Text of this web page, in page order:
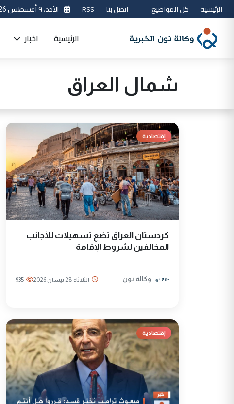
الرئيسية كل المواضيع اتصل بنا RSS الأحد، ٩ أغسطس 2026
الرئيسية اخبار
شمال العراق
إقتصادية
كردستان العراق تضع تسهيلات للأجانب
المخالفين لشروط الإقامة
وكالة نون الثلاثاء 28 نيسان 2026 935
إقتصادية